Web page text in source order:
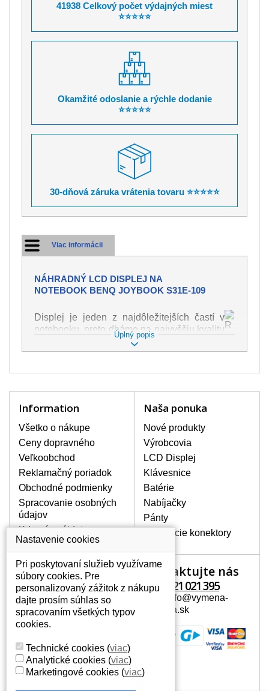
41938 Celkový počet výdajných miest
⭐⭐⭐⭐⭐
Okamžité odoslanie a rýchle dodanie
⭐⭐⭐⭐⭐
30-dňová záruka vrátenia tovaru ⭐⭐⭐⭐⭐
Viac informácii
NÁHRADNÝ LCD DISPLEJ NA
NOTEBOOK BENQ JOYBOOK S31E-109
Displej je jeden z najdôležitejších častí v
notebooku, preto dbáme na najvyššiu kvalitu
tohto náhradného dielu. Slúži k
zobrazovaniu textu či obrazu v rôznej
najväčšou opatrnosťou. Medzi najčastejšie
poškodenie napr. prasklinu alebo
poškrábanie. Ďalej zvislé pruhy, nesvietiaci
displej, preblikávanie alebo nerovnomerný
jas.
LCD DISPLEJE NAJVYŠŠEJ
KVALITY !
Skladom držíme len originálne displeje, ktoré
spĺňajú vysokú kvalitu triedy A+ bez chybných
pixelov a to po celú dobu záruky.
AKO ZISTÍTE AKÝ POTREBUJETE
DISPLEJ PRE SVOJ NOTEBOOK?
Displej je možné dohľadať podľa modelu
notebooku, ktorý je uvedený na spodnej
strane notebooku na štítku alebo pod
batériou. Býva tiež znázornený na
rámčeku alebo pri klávesnici. V prípade,
že máte displej demontovaný, dohľadáte
to vďaka modelovému označeniu z
displeja, ktoré sa nachádza na štítku pri
EAN kóde.
Úplný popis
Information
Všetko o nákupe
Ceny dopravného
Veľkoobchod
Reklamačný poriadok
Obchodné podmienky
Spracovanie osobných
údajov
Kde nás nájdete
Naša ponuka
Nové produkty
Výrobcovia
LCD Displej
Klávesnice
Batérie
Nabíjačky
Pánty
Napájacie konektory
Váš účet
Váš účet
Osobné informácie
Adresy
Kontaktujte nás
+421 221 021 395
Mail: info@vymena-
displeja.sk
Nastavenie cookies
Pri poskytovaní služieb využívame
súbory cookies. Pre
personalizovaný zážitok z nákupu
dajte prosím súhlas so
spracovaním všetkých typov
cookies.
Technické cookies (viac)
Analytické cookies (viac)
Marketingové cookies (viac)